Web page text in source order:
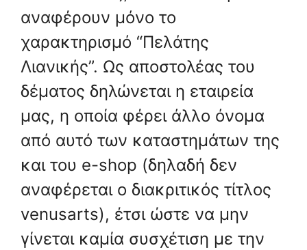
αναφέρουν μόνο το
χαρακτηρισμό “Πελάτης
Λιανικής”. Ως αποστολέας του
δέματος δηλώνεται η εταιρεία
μας, η οποία φέρει άλλο όνομα
από αυτό των καταστημάτων της
και του e-shop (δηλαδή δεν
αναφέρεται ο διακριτικός τίτλος
venusarts), έτσι ώστε να μην
γίνεται καμία συσχέτιση με την